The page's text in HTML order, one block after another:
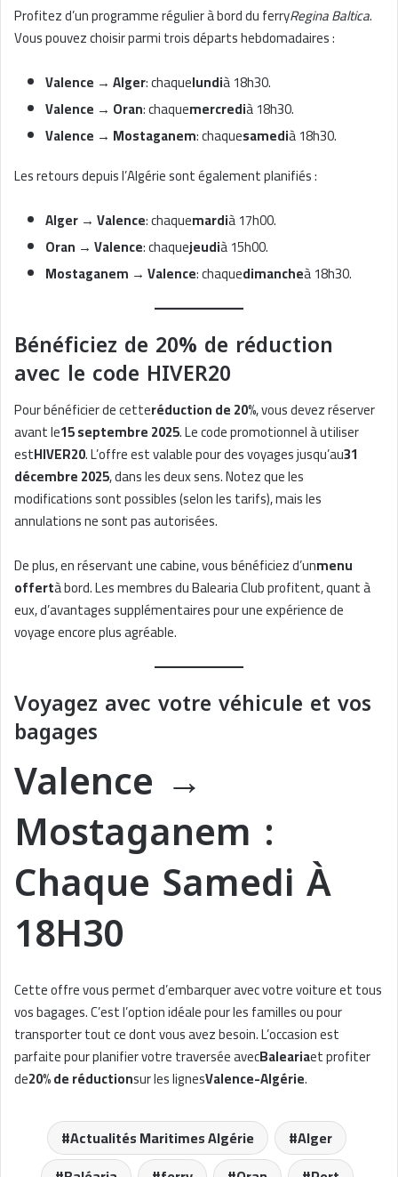
Profitez d’un programme régulier à bord du ferryRegina Baltica.
Vous pouvez choisir parmi trois départs hebdomadaires :
Valence → Alger: chaquelundià 18h30.
Valence → Oran: chaquemercredià 18h30.
Valence → Mostaganem: chaquesamedià 18h30.
Les retours depuis l’Algérie sont également planifiés :
Alger → Valence: chaquemardià 17h00.
Oran → Valence: chaquejeudià 15h00.
Mostaganem → Valence: chaquedimancheà 18h30.
Bénéficiez de 20% de réduction
avec le code HIVER20
Pour bénéficier de cetteréduction de 20%, vous devez réserver
avant le15 septembre 2025. Le code promotionnel à utiliser
estHIVER20. L’offre est valable pour des voyages jusqu’au31
décembre 2025, dans les deux sens. Notez que les
modifications sont possibles (selon les tarifs), mais les
annulations ne sont pas autorisées.
De plus, en réservant une cabine, vous bénéficiez d’unmenu
offertà bord. Les membres du Balearia Club profitent, quant à
eux, d’avantages supplémentaires pour une expérience de
voyage encore plus agréable.
Voyagez avec votre véhicule et vos
bagages
Valence →
Mostaganem :
Chaque Samedi À
18H30
Cette offre vous permet d’embarquer avec votre voiture et tous
vos bagages. C’est l’option idéale pour les familles ou pour
transporter tout ce dont vous avez besoin. L’occasion est
parfaite pour planifier votre traversée avecBaleariaet profiter
de20% de réductionsur les lignesValence-Algérie.
Actualités Maritimes Algérie
Alger